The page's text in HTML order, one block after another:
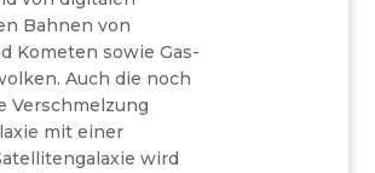
Bahnen von
Kometen sowie Gas-
Auch die noch
Verschmelzung
mit einer
wird